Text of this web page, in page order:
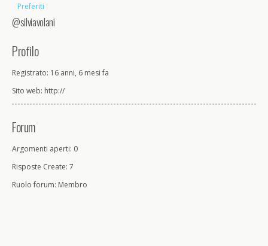
Preferiti
@silviavolani
Profilo
Registrato: 16 anni, 6 mesi fa
Sito web: http://
Forum
Argomenti aperti: 0
Risposte Create: 7
Ruolo forum: Membro